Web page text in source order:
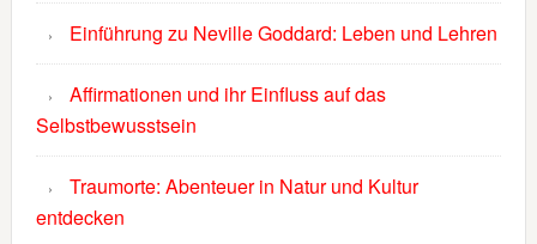
Einführung zu Neville Goddard: Leben und Lehren
Affirmationen und ihr Einfluss auf das
Selbstbewusstsein
Traumorte: Abenteuer in Natur und Kultur
entdecken